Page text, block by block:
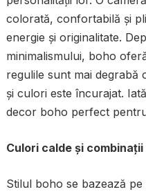
colorată, confortabilă și
energie și originalitate.
minimalismului, boho
regulile sunt mai degrabă
și culori este încurajat.
decor boho perfect
Culori calde și
Stilul boho se bazează